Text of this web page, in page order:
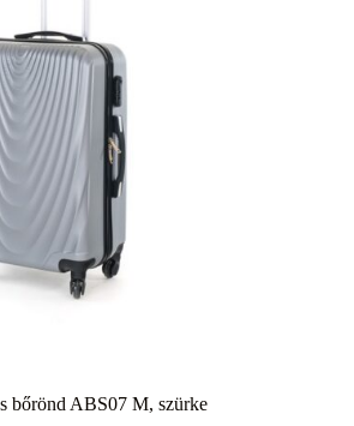
bőrönd ABS07 M, szürke